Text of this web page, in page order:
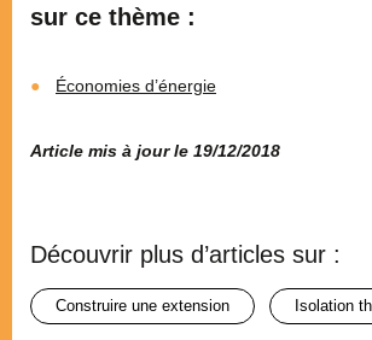
sur ce thème :
Économies d’énergie
Article mis à jour le 19/12/2018
Découvrir plus d’articles sur :
construire une extension isolation